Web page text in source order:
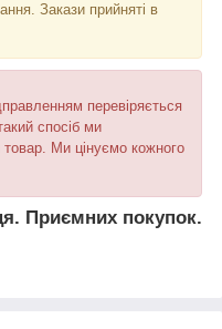
Закази прийняті в
перевіряється
спосіб ми
Ми цінуємо кожного
Приємних покупок.